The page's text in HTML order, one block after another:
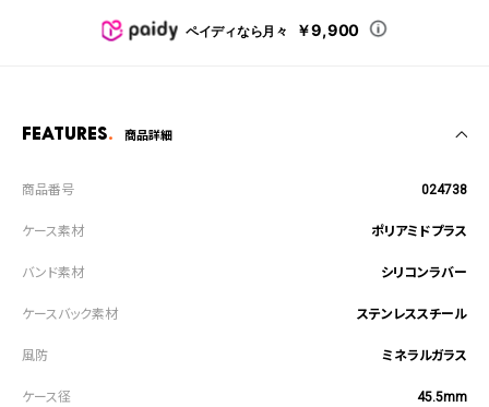
ペイディなら月々 ￥9,900
Features 商品詳細
024738
ポリアミドプラス
シリコンラバー
ステンレススチール
ミネラルガラス
45.5mm